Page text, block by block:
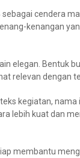
sebagai cendera
kenangan
elegan. Bentuk
relevan dengan
kegiatan,
lebih kuat dan
membantu